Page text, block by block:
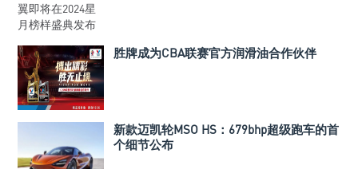
胜牌成为CBA联赛官方润滑油合作伙伴
新款迈凯轮MSO HS：679bhp超级跑车的首
个细节公布